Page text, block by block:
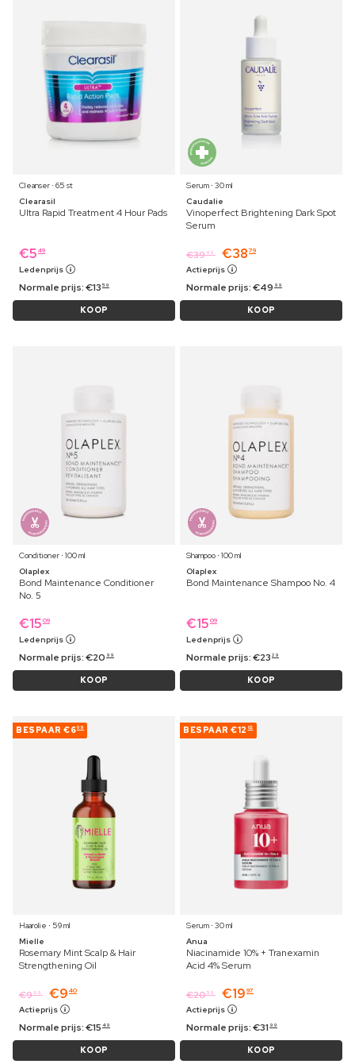
Cleanser ⋅ 65 st
Clearasil
Ultra Rapid Treatment 4 Hour Pads
€5 49
Ledenprijs
Normale prijs:€13 59
KOOP
Serum ⋅ 30 ml
Caudalie
Vinoperfect Brightening Dark Spot
Serum
€39 99 €38 79
Actieprijs
Normale prijs:€49 99
KOOP
Conditioner ⋅ 100 ml
Olaplex
Bond Maintenance Conditioner
No. 5
€15 09
Ledenprijs
Normale prijs:€20 99
KOOP
Shampoo ⋅ 100 ml
Olaplex
Bond Maintenance Shampoo No. 4
€15 09
Ledenprijs
Normale prijs:€23 29
KOOP
BESPAAR €609
Haarolie ⋅ 59 ml
Mielle
Rosemary Mint Scalp & Hair
Strengthening Oil
€9 69 €9 40
Actieprijs
Normale prijs:€15 49
KOOP
BESPAAR €12 02
Serum ⋅ 30 ml
Anua
Niacinamide 10% + Tranexamin
Acid 4% Serum
€2059 €19 97
Actieprijs
Normale prijs:€31 99
KOOP